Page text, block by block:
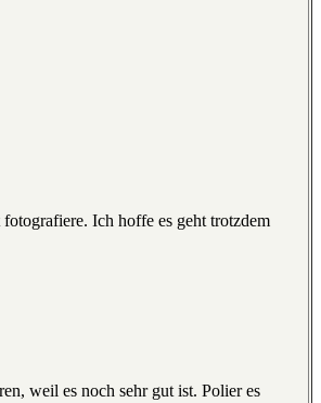
Ich hoffe es geht trotzdem
weil es noch sehr gut ist. Polier es